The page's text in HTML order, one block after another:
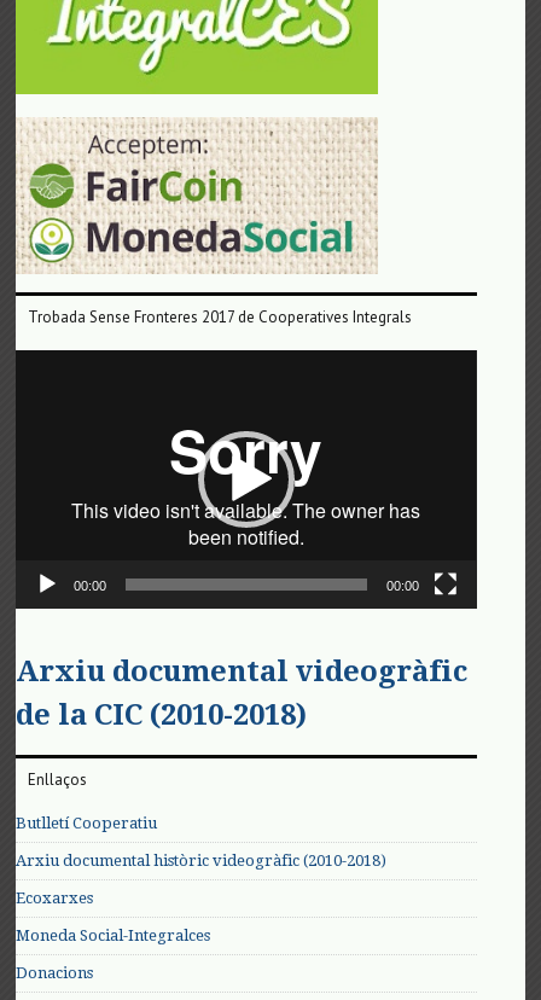
Trobada Sense Fronteres 2017 de Cooperatives Integrals
00:00 00:00
Arxiu documental videogràfic
de la CIC (2010-2018)
Enllaços
Butlletí Cooperatiu
Arxiu documental històric videogràfic (2010-2018)
Ecoxarxes
Moneda Social-Integralces
Donacions